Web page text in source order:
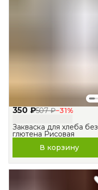
350 ₽507 ₽−31%
Закваска для хлеба без
глютена Рисовая
В корзину